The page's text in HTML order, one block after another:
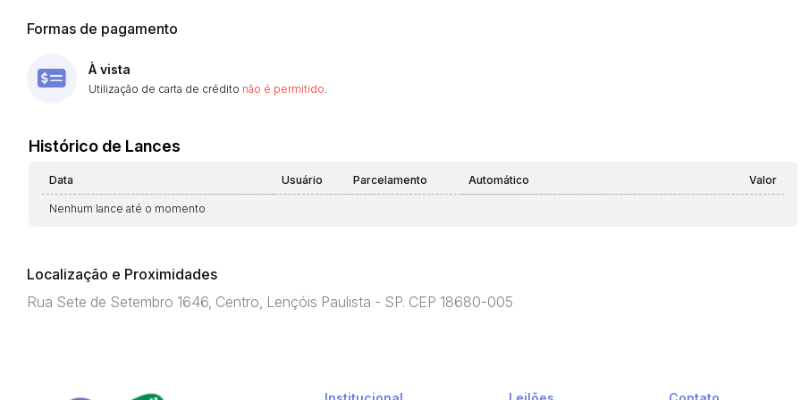
Formas de pagamento
À vista
Utilização de carta de crédito não é permitido.
Histórico de Lances
Data Usuário Parcelamento Automático Valor
Nenhum lance até o momento
Localização e Proximidades
Rua Sete de Setembro 1646, Centro, Lençóis Paulista - SP. CEP 18680-005